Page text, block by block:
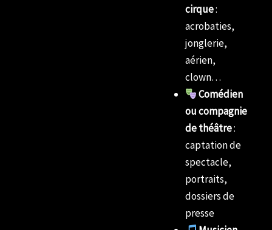
cirque:
acrobaties,
jonglerie,
aérien,
clown…
Comédien
ou compagnie
de théâtre:
captation de
spectacle,
portraits,
dossiers de
presse